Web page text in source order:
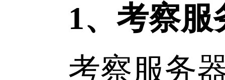
1、考察服
考察服务器